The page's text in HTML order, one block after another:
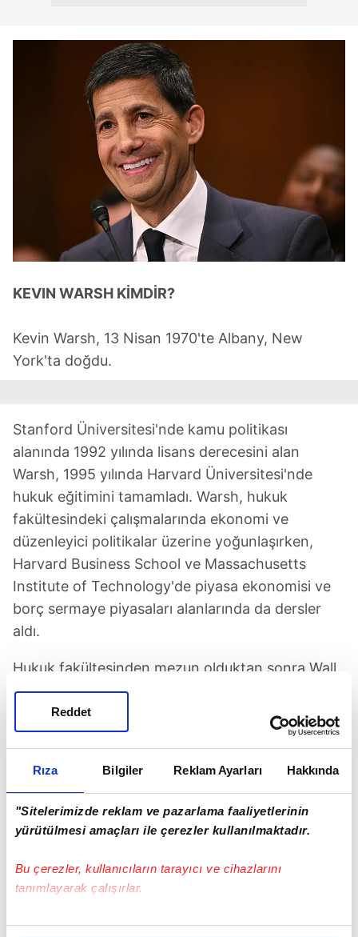
Rıza Bilgiler Reklam Ayarları Hakkında
"Sitelerimizde reklam ve pazarlama faaliyetlerinin
yürütülmesi amaçları ile çerezler kullanılmaktadır.
Bu çerezler, kullanıcıların tarayıcı ve cihazlarını
tanımlayarak çalışırlar.
Bu çerezlere izin vermeniz halinde sizlere özel
Reddet
KEVIN WARSH KİMDİR?
Kevin Warsh, 13 Nisan 1970'te Albany, New
York'ta doğdu.
Stanford Üniversitesi'nde kamu politikası
alanında 1992 yılında lisans derecesini alan
Warsh, 1995 yılında Harvard Üniversitesi'nde
hukuk eğitimini tamamladı. Warsh, hukuk
fakültesindeki çalışmalarında ekonomi ve
düzenleyici politikalar üzerine yoğunlaşırken,
Harvard Business School ve Massachusetts
Institute of Technology'de piyasa ekonomisi ve
borç sermaye piyasaları alanlarında da dersler
aldı.
Hukuk fakültesinden mezun olduktan sonra Wall
Street'e adımını atan Warsh, 1995-2002 yıllarında
ABD'nin büyük yatırım bankalarından Morgan
Stanley bünyesinde çalıştı.Morgan Stanley'nin
hayatına başlayan Warsh, bu görevinde imalat,
teknoloji dahil olmak üzere birçok sektörde
yaptı.
yapılandırılmasına katkıda bulundu ve sabit getirili